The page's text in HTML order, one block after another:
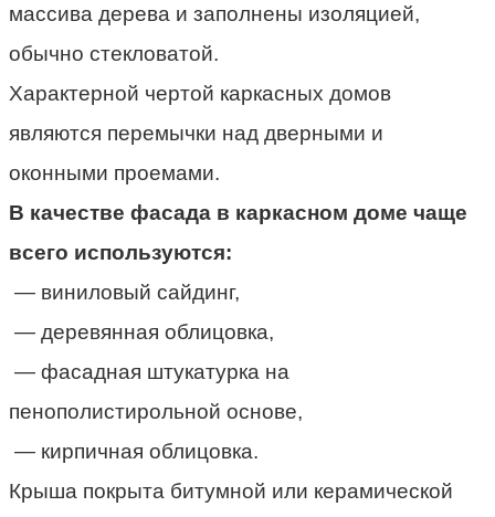
массива дерева и заполнены изоляцией,
обычно стекловатой.
Характерной чертой каркасных домов
являются перемычки над дверными и
оконными проемами.
В качестве фасада в каркасном доме чаще
всего используются:
— виниловый сайдинг,
— деревянная облицовка,
— фасадная штукатурка на
пенополистирольной основе,
— кирпичная облицовка.
Крыша покрыта битумной или керамической